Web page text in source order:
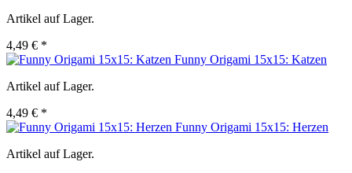
Artikel auf Lager.
4,49 € *
Funny Origami 15x15: Katzen
Artikel auf Lager.
4,49 € *
Funny Origami 15x15: Herzen
Artikel auf Lager.